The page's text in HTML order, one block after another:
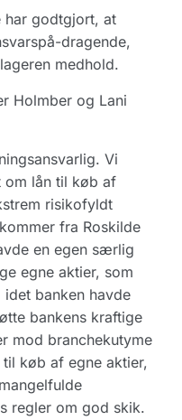
har godtgjort, at
dragende,
medhold.
Holmber og Lani
Vi
lån til køb af
risikofyldt
fra Roskilde
en egen særlig
egne aktier, som
banken havde
bankens kraftige
mod branchekutyme
køb af egne aktier,
regler om god skik.